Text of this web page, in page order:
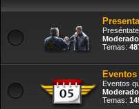
Temas:
Eventos
Eventos
Temas: